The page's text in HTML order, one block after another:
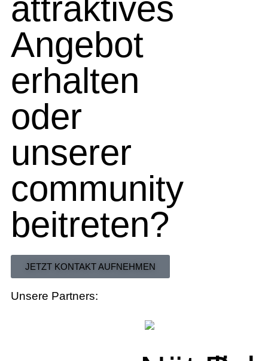
attraktives
Angebot
erhalten
oder
unserer
community
beitreten?
JETZT KONTAKT AUFNEHMEN
Unsere Partners: